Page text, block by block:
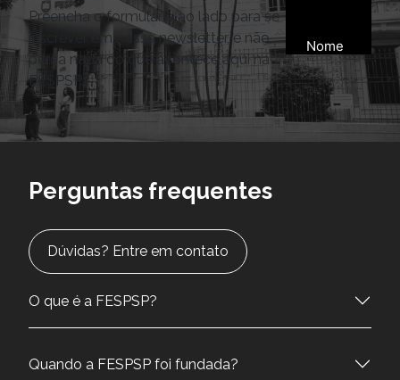
Preencha o formulário ao lado para se
inscrever em nossa newsletter, e não
perca nada do que acontece aqui na
FESPSP.
Perguntas frequentes
Dúvidas? Entre em contato
O que é a FESPSP?
Quando a FESPSP foi fundada?